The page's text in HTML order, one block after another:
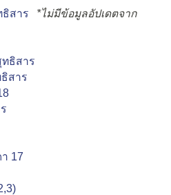
ธิสาร
*ไม่มีข้อมูลอัปเดตจาก
ทธิสาร
สาร
17